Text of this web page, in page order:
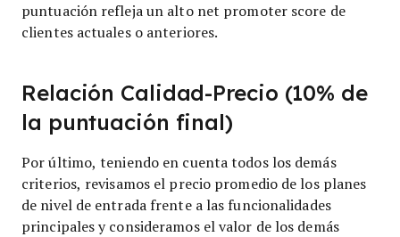
puntuación refleja un alto net promoter score de
clientes actuales o anteriores.
Relación Calidad-Precio (10% de
la puntuación final)
Por último, teniendo en cuenta todos los demás
criterios, revisamos el precio promedio de los planes
de nivel de entrada frente a las funcionalidades
principales y consideramos el valor de los demás